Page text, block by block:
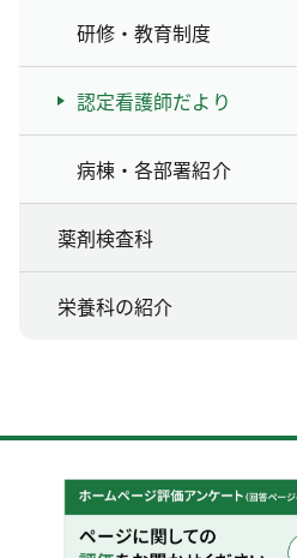
研修・教育制度
認定看護師だより
病棟・各部署紹介
薬剤検査科
栄養科の紹介